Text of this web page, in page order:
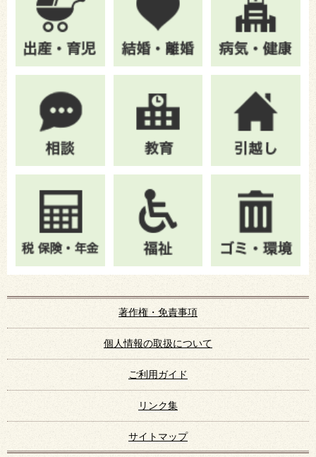
著作権・免責事項
個人情報の取扱について
ご利用ガイド
リンク集
サイトマップ